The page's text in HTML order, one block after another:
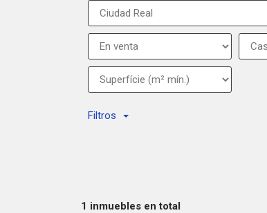
Filtros
1 inmuebles en total